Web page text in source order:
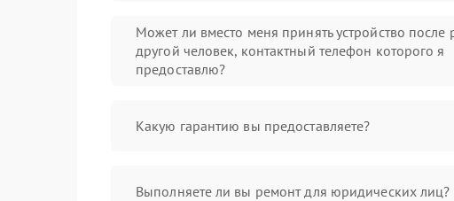
Может ли вместо меня принять устройство после
другой человек, контактный телефон которого я
предоставлю?
Какую гарантию вы предоставляете?
Выполняете ли вы ремонт для юридических лиц?